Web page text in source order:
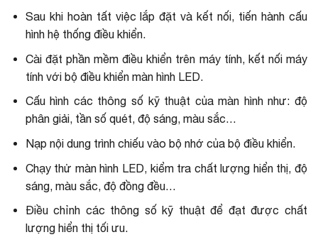
Sau khi hoàn tất việc lắp đặt và kết nối, tiến hành cấu
hình hệ thống điều khiển.
Cài đặt phần mềm điều khiển trên máy tính, kết nối máy
tính với bộ điều khiển màn hình LED.
Cấu hình các thông số kỹ thuật của màn hình như: độ
phân giải, tần số quét, độ sáng, màu sắc…
Nạp nội dung trình chiếu vào bộ nhớ của bộ điều khiển.
Chạy thử màn hình LED, kiểm tra chất lượng hiển thị, độ
sáng, màu sắc, độ đồng đều…
Điều chỉnh các thông số kỹ thuật để đạt được chất
lượng hiển thị tối ưu.